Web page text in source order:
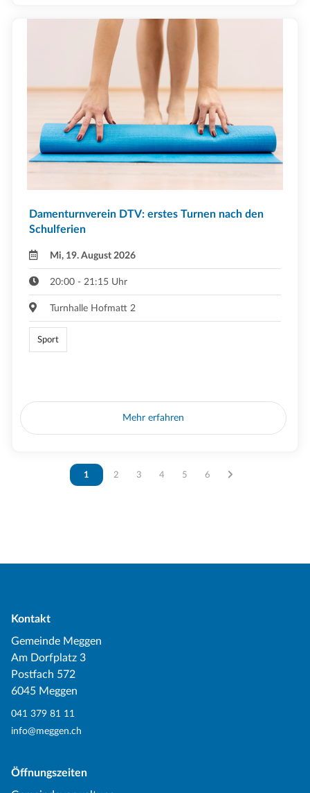
Damenturnverein DTV: erstes Turnen nach den
Schulferien
Mi, 19. August 2026
20:00 - 21:15 Uhr
Turnhalle Hofmatt 2
Sport
Mehr erfahren
Vous êtes sur la page
1 Vous êtes sur la page
2 Vous êtes sur la page
3 Vous êtes sur la page
4 Vous êtes sur la page
5 Vous êtes sur la page
6
Kontakt
Gemeinde Meggen
Am Dorfplatz 3
Postfach 572
6045 Meggen
041 379 81 11
info@meggen.ch
Öffnungszeiten